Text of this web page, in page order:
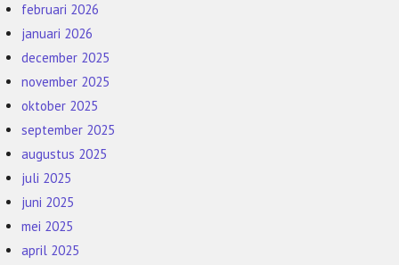
februari 2026
januari 2026
december 2025
november 2025
oktober 2025
september 2025
augustus 2025
juli 2025
juni 2025
mei 2025
april 2025